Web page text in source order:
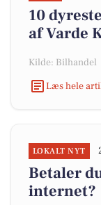
10
af Varde
Kilde: Bilhandel
Læs hele
LOKALT NYT
Betaler
internet?